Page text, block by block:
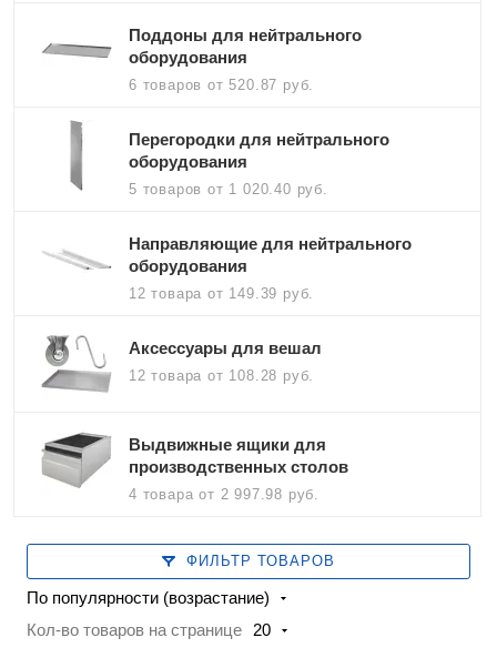
Поддоны для нейтрального
оборудования
6 товаров от 520.87 руб.
Перегородки для нейтрального
оборудования
5 товаров от 1 020.40 руб.
Направляющие для нейтрального
оборудования
12 товара от 149.39 руб.
Аксессуары для вешал
12 товара от 108.28 руб.
Выдвижные ящики для
производственных столов
4 товараот 2 997.98 руб.
ФИЛЬТР ТОВАРОВ
По популярности (возрастание)
Кол-во товаров на странице
20